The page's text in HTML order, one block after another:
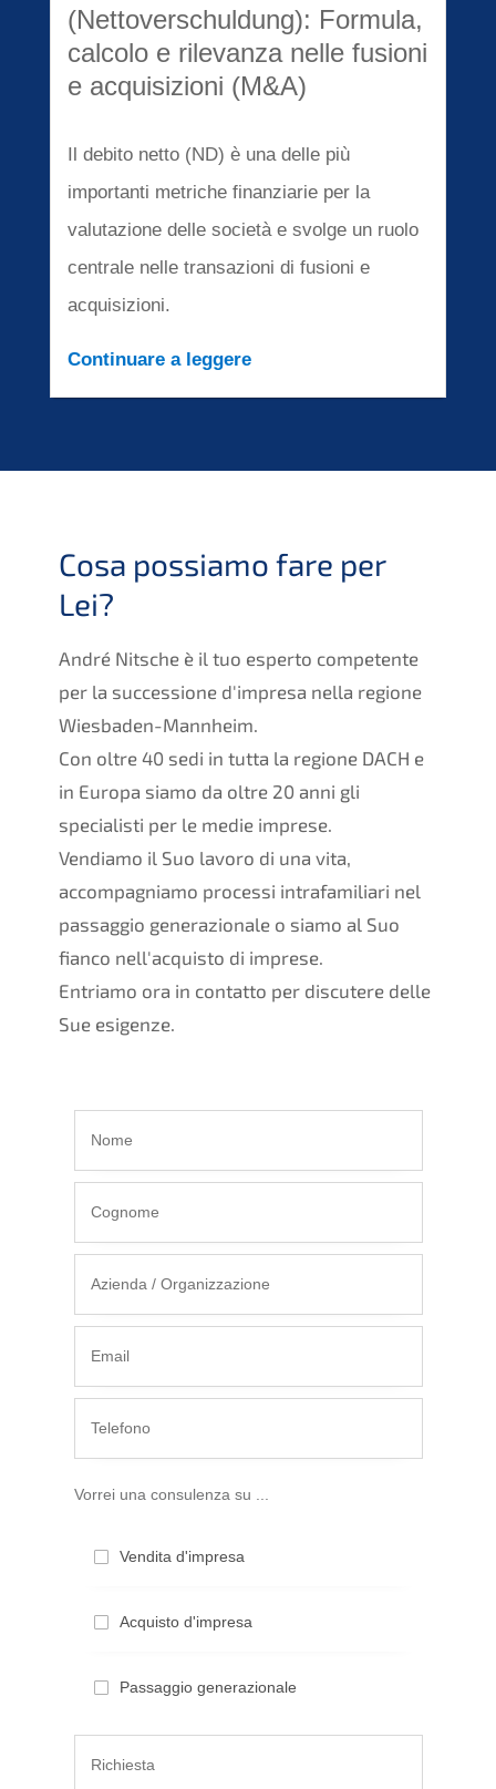
(Nettoverschuldung): Formula,
calcolo e rilevanza nelle fusioni
e acquisizioni (M&A)
Il debito netto (ND) è una delle più
importanti metriche finanziarie per la
valutazione delle società e svolge un ruolo
centrale nelle transazioni di fusioni e
acquisizioni.
Continuare a leggere
Cosa possiamo fare per
Lei?
André Nitsche è il tuo esperto competente
per la successione d'impresa nella regione
Wiesbaden-Mannheim.
Con oltre 40 sedi in tutta la regione DACH e
in Europa siamo da oltre 20 anni gli
specialisti per le medie imprese.
Vendiamo il Suo lavoro di una vita,
accompagniamo processi intrafamiliari nel
passaggio generazionale o siamo al Suo
fianco nell'acquisto di imprese.
Entriamo ora in contatto per discutere delle
Sue esigenze.
Vorrei una consulenza su ...
Vendita d'impresa
Acquisto d'impresa
Passaggio generazionale